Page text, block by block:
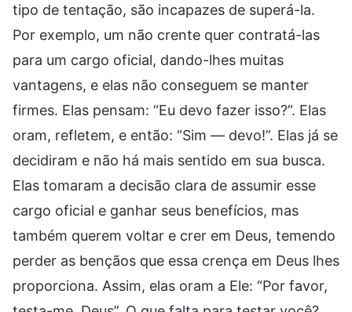
tipo de tentação, são incapazes de superá-la.
Por exemplo, um não crente quer contratá-las
para um cargo oficial, dando-lhes muitas
vantagens, e elas não conseguem se manter
firmes. Elas pensam: “Eu devo fazer isso?”. Elas
oram, refletem, e então: “Sim — devo!”. Elas já se
decidiram e não há mais sentido em sua busca.
Elas tomaram a decisão clara de assumir esse
cargo oficial e ganhar seus benefícios, mas
também querem voltar e crer em Deus, temendo
perder as bençãos que essa crença em Deus lhes
proporciona. Assim, elas oram a Ele: “Por favor,